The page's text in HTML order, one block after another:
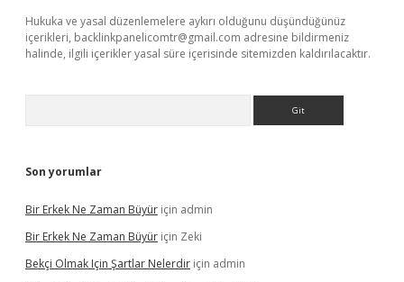
Hukuka ve yasal düzenlemelere aykırı olduğunu düşündüğünüz
içerikleri, backlinkpanelicomtr@gmail.com adresine bildirmeniz
halinde, ilgili içerikler yasal süre içerisinde sitemizden kaldırılacaktır.
Son yorumlar
Bir Erkek Ne Zaman Büyür için admin
Bir Erkek Ne Zaman Büyür için Zeki
Bekçi Olmak Için Şartlar Nelerdir için admin